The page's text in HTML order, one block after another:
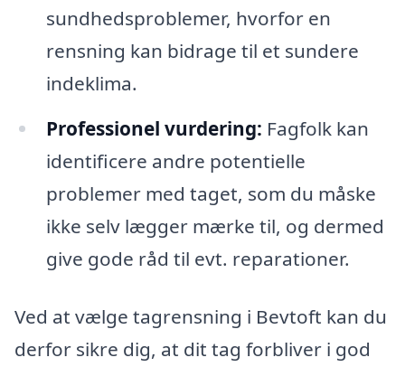
sundhedsproblemer, hvorfor en
rensning kan bidrage til et sundere
indeklima.
Professionel vurdering: Fagfolk kan
identificere andre potentielle
problemer med taget, som du måske
ikke selv lægger mærke til, og dermed
give gode råd til evt. reparationer.
Ved at vælge tagrensning i Bevtoft kan du
derfor sikre dig, at dit tag forbliver i god